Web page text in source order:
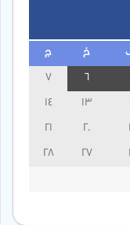
خ ج
13
14
20
21
27
28